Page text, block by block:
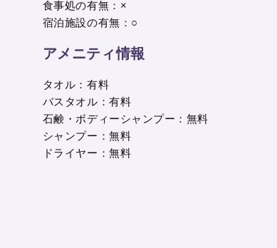
食事処の有無：×
宿泊施設の有無：○
アメニティ情報
タオル：有料
バスタオル：有料
石鹸・ボディーシャンプー：無料
シャンプー：無料
ドライヤー：無料